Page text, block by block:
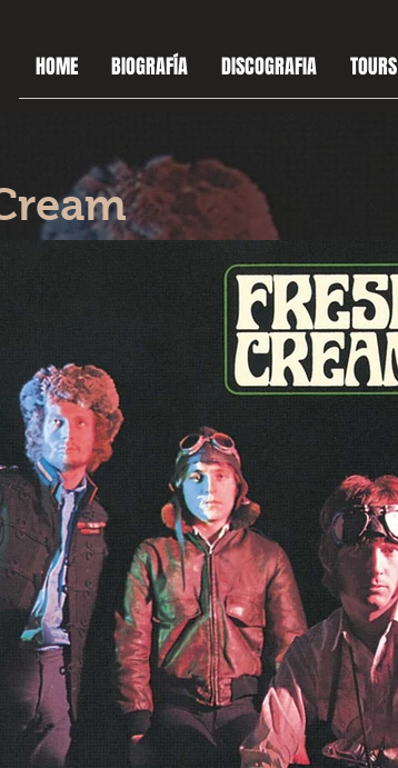
HOME BIOGRAFÍA DISCOGRAFIA TOURS